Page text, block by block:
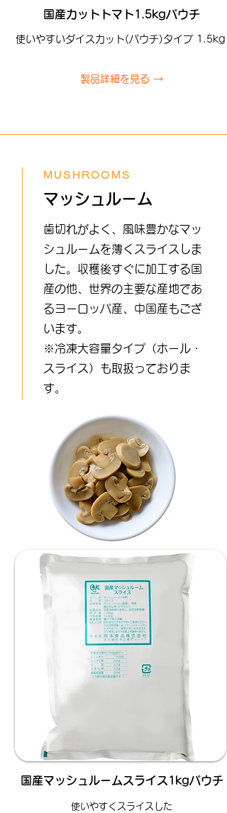
国産カットトマト1.5kgパウチ
使いやすいダイスカット(パウチ)タイプ 1.5kg
製品詳細を見る →
MUSHROOMS
マッシュルーム
歯切れがよく、風味豊かなマッ
シュルームを薄くスライスしま
した。収穫後すぐに加工する国
産の他、世界の主要な産地であ
るヨーロッパ産、中国産もござ
います。
※冷凍大容量タイプ（ホール・
スライス）も取扱っておりま
す。
国産マッシュルームスライス1kgパウチ
使いやすくスライスした